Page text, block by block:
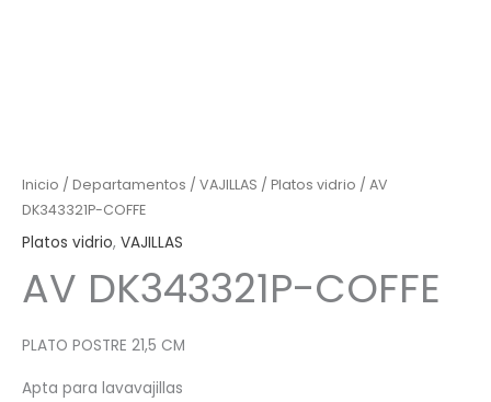
Inicio / Departamentos / VAJILLAS / Platos vidrio / AV
DK343321P-COFFE
Platos vidrio, VAJILLAS
AV DK343321P-COFFE
PLATO POSTRE 21,5 CM
Apta para lavavajillas